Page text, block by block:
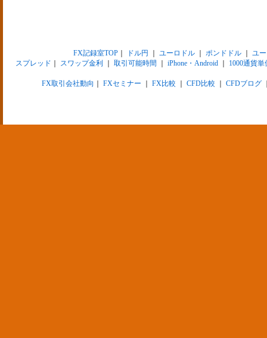
FX記録室TOP｜ ドル円 ユーロドル｜ ポンドドル｜ ユ
スプレッド
スワップ金利 取引可能時間 iPhone・Android 1000通貨単
FX取引会社動向 FXセミナー FX比較 CFD比較 CFDブログ